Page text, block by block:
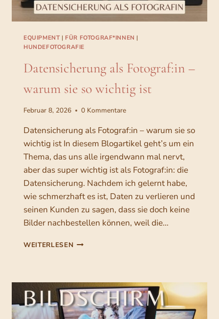
EQUIPMENT| FÜR FOTOGRAF*INNEN |
HUNDEFOTOGRAFIE
Datensicherung als Fotograf:in –
warum sie so wichtig ist
Februar 8, 2026 0 Kommentare
Datensicherung als Fotograf:in – warum sie so
wichtig ist In diesem Blogartikel geht’s um ein
Thema, das uns alle irgendwann mal nervt,
aber das super wichtig ist als Fotograf:in: die
Datensicherung. Nachdem ich gelernt habe,
wie schmerzhaft es ist, Daten zu verlieren und
seinen Kunden zu sagen, dass sie doch keine
Bilder nachbestellen können, weil die…
WEITERLESEND
N
S
I
C